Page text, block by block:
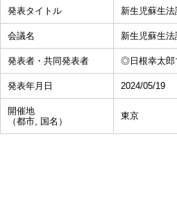
発表タイトル 新生児蘇生
会議名 新生児蘇生
発表者・共同発表者 ◎日根幸太郎
発表年月日 2024/05/19
開催地
（都市, 国名）
東京